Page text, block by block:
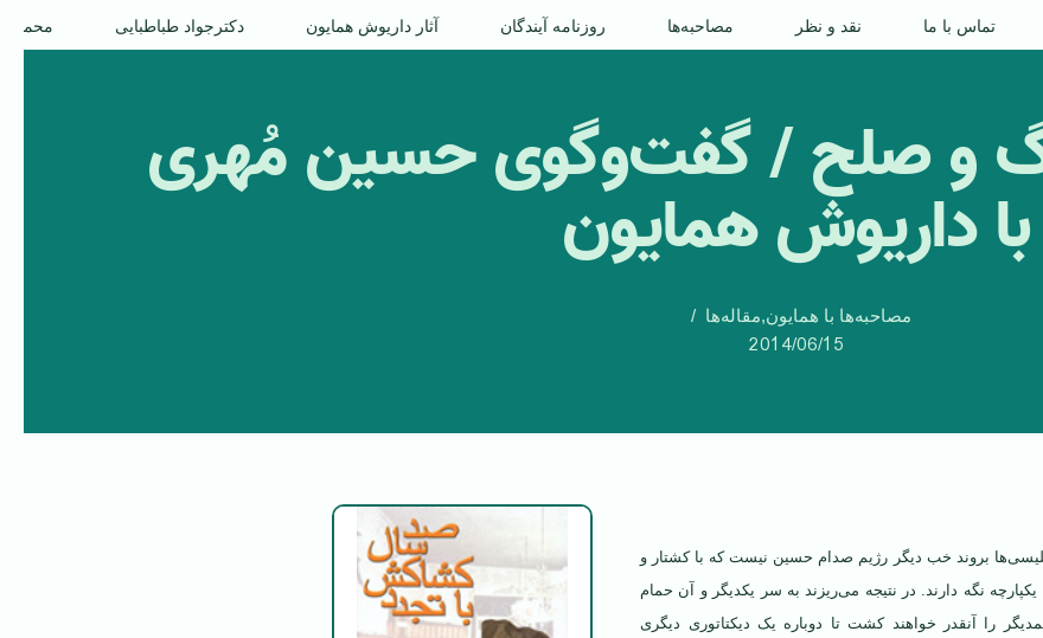
تماس با ما نقد و نظر مصاحبه‌ها روزنامه آیندگان آثار داریوش همایون دکترجواد طباطبایی
و صلح / گفت‌وگوی حسین مُهری
با داریوش همایون
مصاحبه‌ها با همایون,مقاله‌ها
2014/06/15
بروند خب دیگر رژیم صدام حسین نیست که با کشتار و
یکپارچه نگه دارند. در نتیجه می‌ریزند به سر یکدیگر و آن حمام
را آنقدر خواهند کشت تا دوباره یک دیکتاتوری دیگری